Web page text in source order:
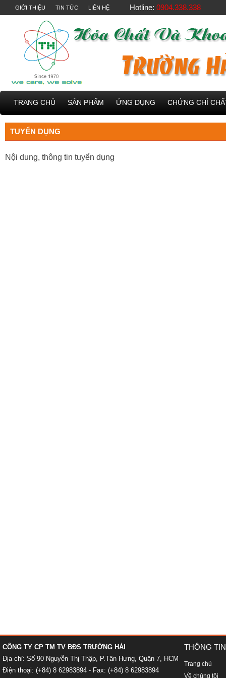
GIỚI THIỆU TIN TỨC LIÊN HỆ Hotline: 0904.338.338
TRANG CHỦ SẢN PHẨM ỨNG DỤNG CHỨNG CHỈ
TUYỂN DỤNG
Nội dung, thông tin tuyển dụng
CÔNG TY CP TM TV BĐS TRƯỜNG HẢI
Địa chỉ: Số 90 Nguyễn Thị Thập, P.Tân Hưng, Quận 7, HCM
Điện thoại: (+84) 8 62983894 - Fax: (+84) 8 62983894
THÔNG TIN
Trang chủ
Về chúng tôi